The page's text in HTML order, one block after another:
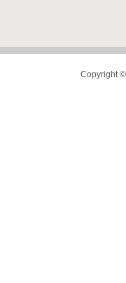
Copyright ©